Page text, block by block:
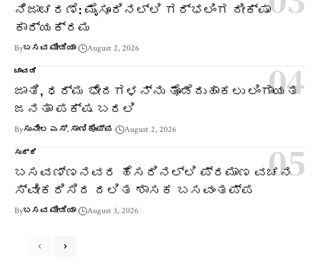
ನಿಜಾಚರಣೆ: ಮೈಸೂರಿನಲ್ಲಿ ಗರ್ಭಲಿಂಗ ದೀಕ್ಷಾ
ಕಾರ್ಯಕ್ರಮ
Byಬಸವ ಮೀಡಿಯಾ August 2, 2026
ಚಾವಡಿ
ಜಾತಿ, ಧರ್ಮ ಭೇದಗಳನ್ನು ತೊಡೆದುಹಾಕಲು ಲಿಂಗಾಯತ
ಜನತಾ ಪಕ್ಷ ಬರಲಿ
Byಸುನೀಲ ಎಸ್. ಸಾಣಿಕೊಪ್ಪ August 2, 2026
ಸುದ್ದಿ
ಬಸವಣ್ಣನವರ ಹೆಸರಿನಲ್ಲಿ ಪ್ರಮಾಣ ವಚನ
ಸ್ವೀಕರಿಸಿದ ದಲಿತ ಶಾಸಕ ಬಸವಂತಪ್ಪ
Byಬಸವ ಮೀಡಿಯಾ August 3, 2026